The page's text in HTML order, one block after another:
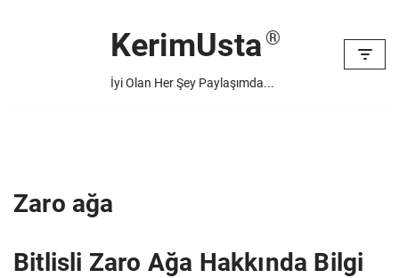
KerimUsta
İyi Olan Her Şey Paylaşımda...
Zaro ağa
Bitlisli Zaro Ağa Hakkında Bilgi